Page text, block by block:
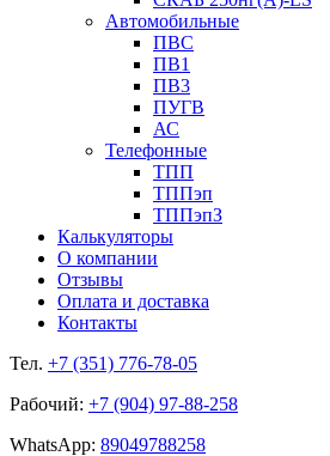
Автомобильные
ПВС
ПВ1
ПВ3
ПУГВ
АС
Телефонные
ТПП
ТППэп
ТППэпЗ
Калькуляторы
О компании
Отзывы
Оплата и доставка
Контакты
Тел. +7 (351) 776-78-05
Рабочий: +7 (904) 97-88-258
WhatsApp: 89049788258